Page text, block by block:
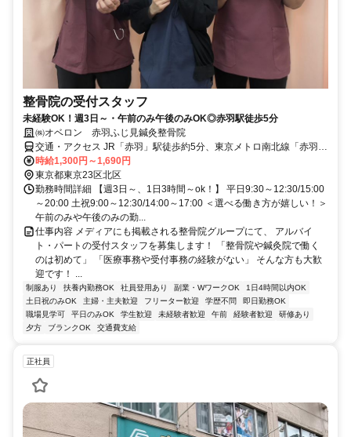
整骨院の受付スタッフ
未経験OK！週3日～・午前のみ午後のみOK◎赤羽駅徒歩5分
㈱オベロン 赤羽ふじ見鍼灸整骨院
交通・アクセス JR「赤羽」駅徒歩約5分、東京メトロ南北線「赤羽岩
淵」駅徒歩5分
時給1,300円～1,690円
東京都東京23区北区
勤務時間詳細 【週3日～、1日3時間～ok！】 平日9:30～12:30/15:00
～20:00 土祝9:00～12:30/14:00～17:00 ＜選べる働き方が嬉しい！＞
午前のみや午後のみの勤...
仕事内容 メディアにも掲載される整骨院グループにて、 アルバイ
ト・パートの受付スタッフを募集します！ 「整骨院や鍼灸院で働く
のは初めて」 「医療事務や受付事務の経験がない」 そんな方も大歓
迎です！ ...
制服あり 扶養内勤務OK 社員登用あり 副業・WワークOK
1日4時間以内OK
土日祝のみOK
主婦・主夫歓迎 フリーター歓迎 学歴不問
即日勤務OK
職場見学可
平日のみOK 学生歓迎 未経験者歓迎 午前 経験者歓迎
研修あり
夕方
ブランクOK 交通費支給
正社員